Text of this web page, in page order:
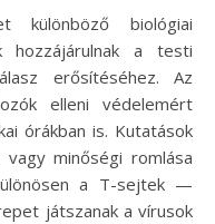
biológiai
hozzájárulnak a testi
erősítéséhez. Az
elleni védelemért
órákban is. Kutatások
minőségi romlása
a T-sejtek —
játszanak a vírusok